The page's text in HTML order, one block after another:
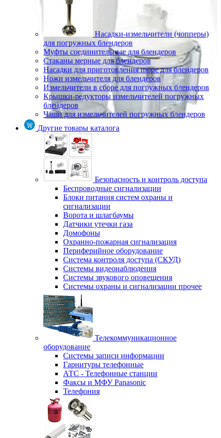
Насадки-измельчители (чопперы)
для погружных блендеров
Муфты соединительные для блендеров
Стаканы мерные для блендеров
Насадки для приготовления пюре для блендеров
Ножи измельчителя для блендеров
Измельчители в сборе для погружных блендеров
Крышки-редукторы измельчителей погружных
блендеров
Чаши для измельчителей погружных блендеров
Другие товары каталога
Безопасность и контроль доступа
Беспроводные сигнализации
Блоки питания систем охраны и
сигнализации
Ворота и шлагбаумы
Датчики утечки газа
Домофоны
Охранно-пожарная сигнализация
Периферийное оборудование
Система контроля доступа (СКУД)
Системы видеонаблюдения
Системы звукового оповещения
Системы охраны и сигнализации прочее
Телекоммуникационное
оборудование
Системы записи информации
Гарнитуры телефонные
АТС - Телефонные станции
Факсы и МФУ Panasonic
Телефония